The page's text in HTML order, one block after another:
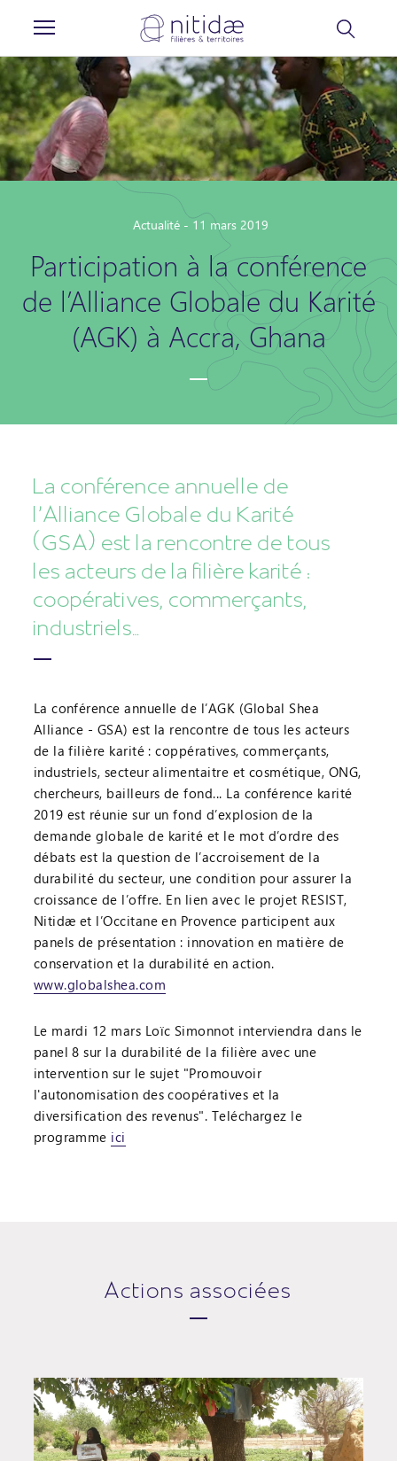
Actualité - 11 mars 2019
Participation à la conférence
de l’Alliance Globale du Karité
(AGK) à Accra, Ghana
La conférence annuelle de
l’Alliance Globale du Karité
(GSA) est la rencontre de tous
les acteurs de la filière karité :
coopératives, commerçants,
industriels…
La conférence annuelle de l’AGK (Global Shea
Alliance - GSA) est la rencontre de tous les acteurs
de la filière karité : coppératives, commerçants,
industriels, secteur alimentaitre et cosmétique, ONG,
chercheurs, bailleurs de fond... La conférence karité
2019 est réunie sur un fond d’explosion de la
demande globale de karité et le mot d’ordre des
débats est la question de l’accroisement de la
durabilité du secteur, une condition pour assurer la
croissance de l’offre. En lien avec le projet RESIST,
Nitidæ et l’Occitane en Provence participent aux
panels de présentation : innovation en matière de
conservation et la durabilité en action.
www.globalshea.com
Le mardi 12 mars Loïc Simonnot interviendra dans le
panel 8 sur la durabilité de la filière avec une
intervention sur le sujet "Promouvoir
l'autonomisation des coopératives et la
diversification des revenus". Teléchargez le
programme ici
Actions associées
Panneau de gestion des cookies